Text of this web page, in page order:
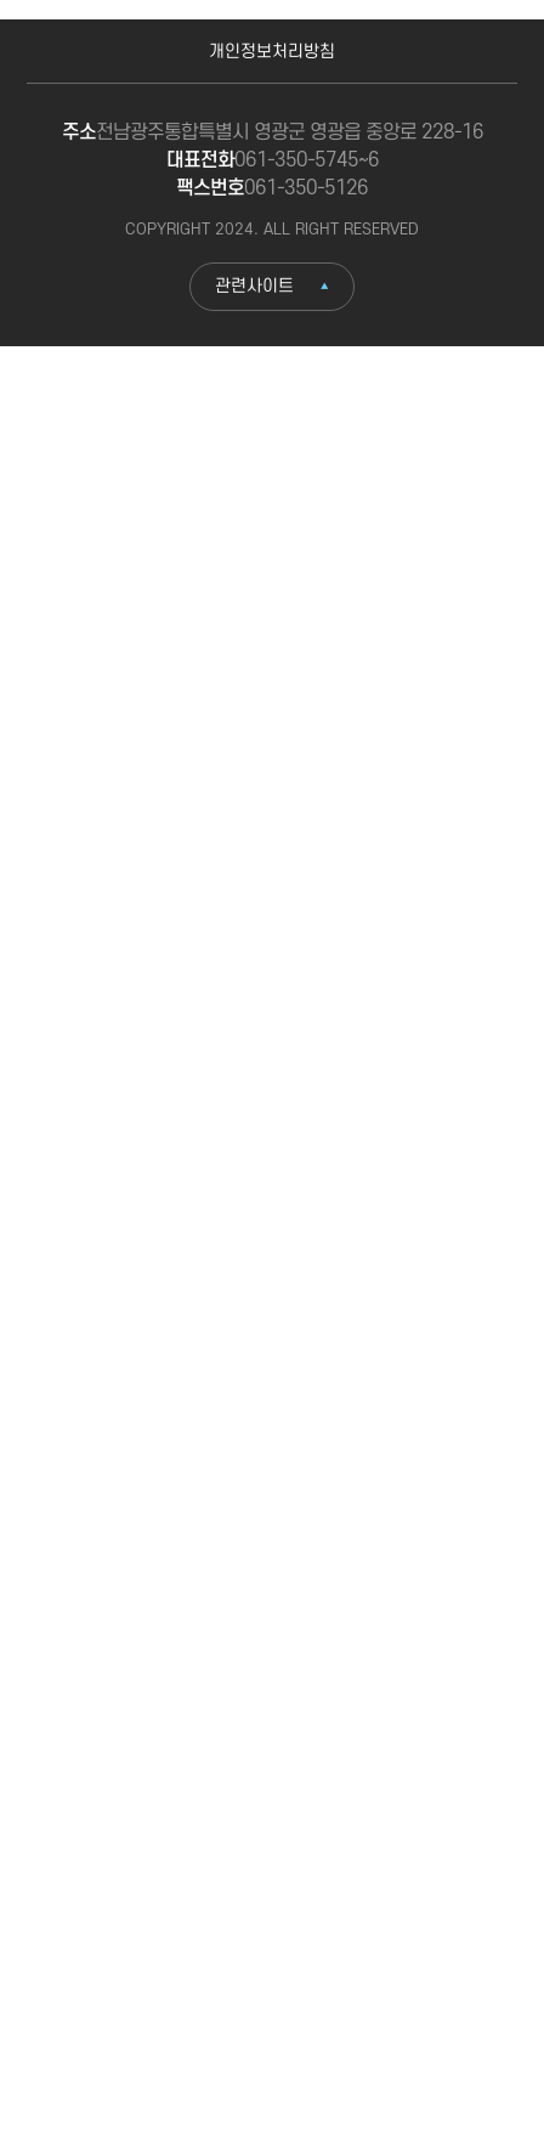
개인정보처리방침
주소전남광주통합특별시 영광군 영광읍 중앙로 228-16
대표전화061-350-5745~6
팩스번호061-350-5126
COPYRIGHT 2024. ALL RIGHT RESERVED
관련사이트